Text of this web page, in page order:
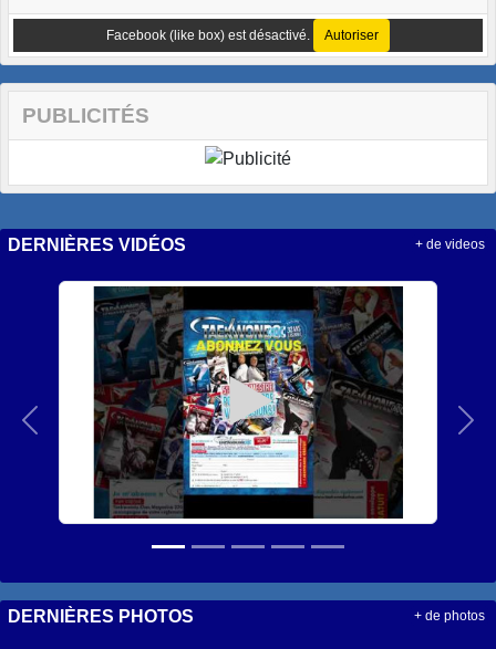
Facebook (like box) est désactivé. Autoriser
PUBLICITÉS
DERNIÈRES VIDÉOS
Précedent
+ de videos
DERNIÈRES PHOTOS + de photos